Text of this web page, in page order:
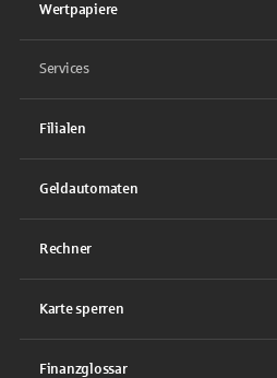
Wertpapiere
Services
Filialen
Geldautomaten
Rechner
Karte sperren
Finanzglossar